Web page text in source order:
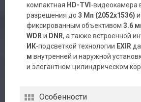
компактная HD-TVI -видеокамера
разрешения до 3 Мп (2052х1536) и
фиксированным объективом 3.6
WDR и DNR, а также встроенной
ИК-подсветкой технологии EXIR
м внутренней и наружной
и элегантном цилиндрическом
Особенности